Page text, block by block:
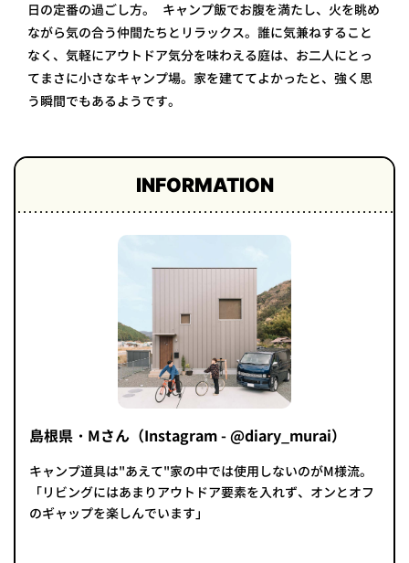
日の定番の過ごし方。 キャンプ飯でお腹を満たし、火を眺め
ながら気の合う仲間たちとリラックス。誰に気兼ねすること
なく、気軽にアウトドア気分を味わえる庭は、お二人にとっ
てまさに小さなキャンプ場。家を建ててよかったと、強く思
う瞬間でもあるようです。
INFORMATION
島根県・Mさん（Instagram - @diary_murai）
キャンプ道具は"あえて"家の中では使用しないのがM様流。
「リビングにはあまりアウトドア要素を入れず、オンとオフ
のギャップを楽しんでいます」